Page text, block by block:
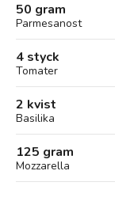
50 gram
Parmesanost
4 styck
Tomater
2 kvist
Basilika
125 gram
Mozzarella